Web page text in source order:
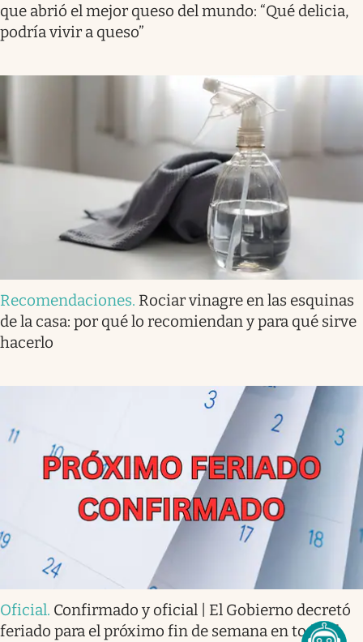
que abrió el mejor queso del mundo: “Qué delicia,
podría vivir a queso”
Recomendaciones. Rociar vinagre en las esquinas
de la casa: por qué lo recomiendan y para qué sirve
hacerlo
Oficial. Confirmado y oficial | El Gobierno decretó
feriado para el próximo fin de semana en todo el